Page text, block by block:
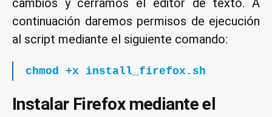
cambios y cerramos el editor de texto. A
continuación daremos permisos de ejecución
al script mediante el siguiente comando:
chmod +x install_firefox.sh
Instalar Firefox mediante el